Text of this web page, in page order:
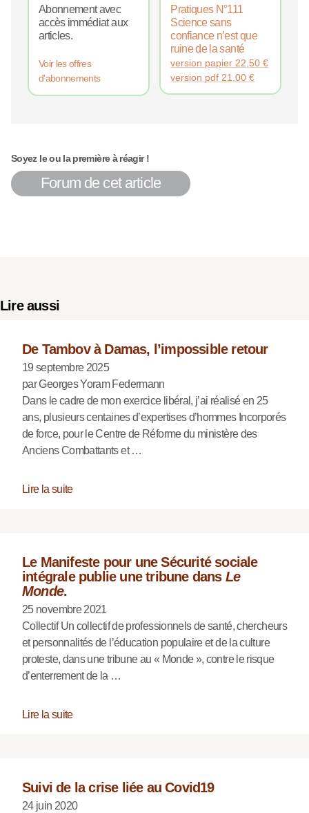
Abonnement avec
accès immédiat aux
articles.
Voir les offres
d'abonnements
Pratiques N°111
Science sans
confiance n’est que
ruine de la santé
version papier 22,50€
version pdf 21,00€
Soyez le ou la première à réagir !
Forum de cet article
Lire aussi
De Tambov à Damas, l’impossible retour
19 septembre 2025
par Georges Yoram Federmann
Dans le cadre de mon exercice libéral, j’ai réalisé en 25
ans, plusieurs centaines d’expertises d’hommes Incorporés
de force, pour le Centre de Réforme du ministère des
Anciens Combattants et …
Lire la suite
Le Manifeste pour une Sécurité sociale
intégrale publie une tribune dans Le
Monde.
25 novembre 2021
Collectif Un collectif de professionnels de santé, chercheurs
et personnalités de l’éducation populaire et de la culture
proteste, dans une tribune au « Monde », contre le risque
d’enterrement de la …
Lire la suite
Suivi de la crise liée au Covid19
24 juin 2020